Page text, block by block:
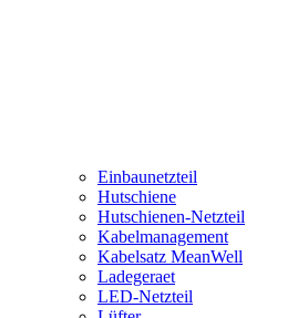
Einbaunetzteil
Hutschiene
Hutschienen-Netzteil
Kabelmanagement
Kabelsatz MeanWell
Ladegeraet
LED-Netzteil